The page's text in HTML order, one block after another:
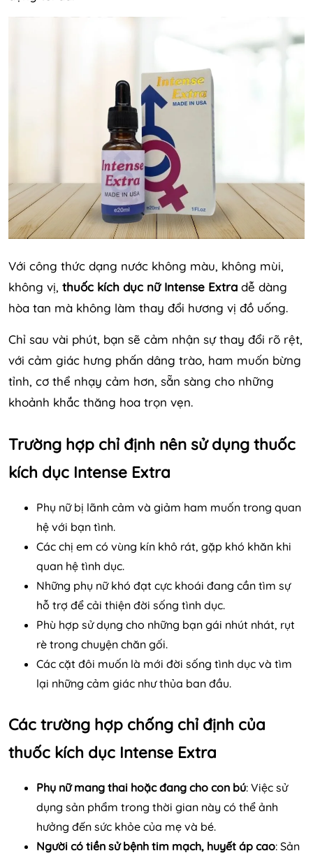
Với công thức dạng nước không màu, không mùi,
không vị, thuốc kích dục nữ Intense Extra dễ dàng
hòa tan mà không làm thay đổi hương vị đồ uống.
Chỉ sau vài phút, bạn sẽ cảm nhận sự thay đổi rõ rệt,
với cảm giác hưng phấn dâng trào, ham muốn bừng
tỉnh, cơ thể nhạy cảm hơn, sẵn sàng cho những
khoảnh khắc thăng hoa trọn vẹn.
Trường hợp chỉ định nên sử dụng thuốc
kích dục Intense Extra
Phụ nữ bị lãnh cảm và giảm ham muốn trong quan
hệ với bạn tình.
Các chị em có vùng kín khô rát, gặp khó khăn khi
quan hệ tình dục.
Những phụ nữ khó đạt cực khoái đang cần tìm sự
hỗ trợ để cải thiện đời sống tình dục.
Phù hợp sử dụng cho những bạn gái nhút nhát, rụt
rè trong chuyện chăn gối.
Các cặt đôi muốn là mới đời sống tình dục và tìm
lại những cảm giác như thủa ban đầu.
Các trường hợp chống chỉ định của
thuốc kích dục Intense Extra
Phụ nữ mang thai hoặc đang cho con bú: Việc sử
dụng sản phẩm trong thời gian này có thể ảnh
hưởng đến sức khỏe của mẹ và bé.
Người có tiền sử bệnh tim mạch, huyết áp cao: Sản